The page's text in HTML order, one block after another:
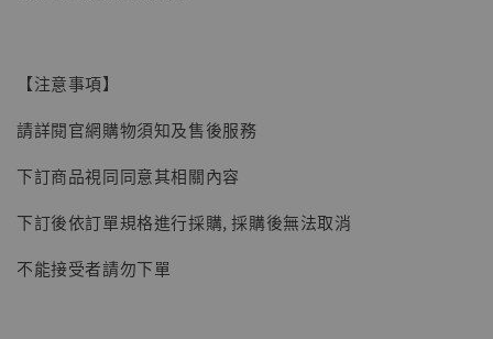
【注意事項】
請詳閱官網購物須知及售後服務
下訂商品視同同意其相關內容
下訂後依訂單規格進行採購, 採購後無法取消
不能接受者請勿下單